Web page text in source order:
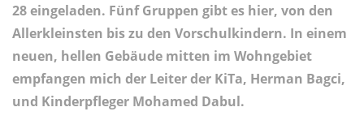
28 eingeladen. Fünf Gruppen gibt es hier, von den
Allerkleinsten bis zu den Vorschulkindern. In einem
neuen, hellen Gebäude mitten im Wohngebiet
empfangen mich der Leiter der KiTa, Herman Bagci,
und Kinderpfleger Mohamed Dabul.